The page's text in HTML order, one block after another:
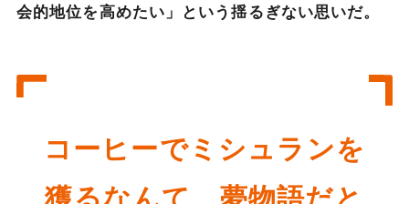
会的地位を高めたい」という揺るぎない思いだ。
コーヒーでミシュランを
獲るなんて、夢物語だと